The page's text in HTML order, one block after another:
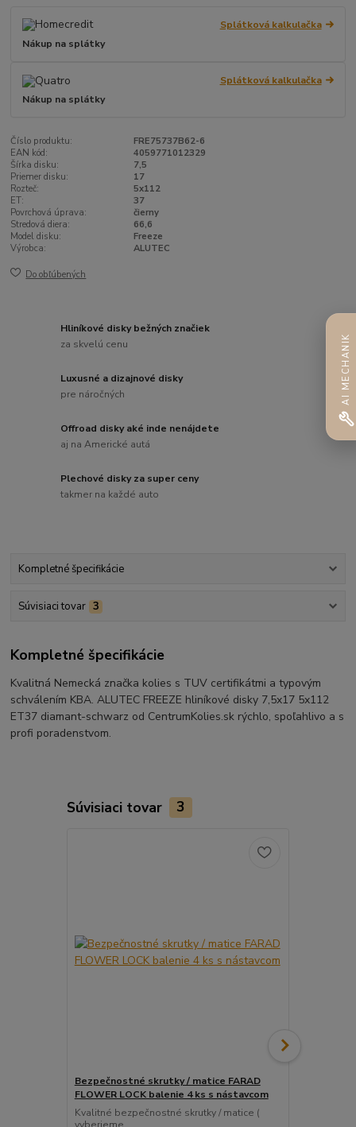
Splátková kalkulačka
Nákup na splátky
Splátková kalkulačka
Nákup na splátky
Číslo produktu:
FRE75737B62-6
EAN kód:
4059771012329
Šírka disku:
7,5
Priemer disku:
17
Rozteč:
5x112
ET:
37
Povrchová úprava:
čierny
Stredová diera:
66,6
Model disku:
Freeze
Výrobca:
ALUTEC
Do obľúbených
Hliníkové disky bežných značiek
za skvelú cenu
Luxusné a dizajnové disky
pre náročných
Offroad disky aké inde nenájdete
aj na Americké autá
Plechové disky za super ceny
takmer na každé auto
Kompletné špecifikácie
Súvisiaci tovar 3
Kompletné špecifikácie
Kvalitná Nemecká značka kolies s TUV certifikátmi a typovým
schválením KBA. ALUTEC FREEZE hliníkové disky 7,5x17 5x112
ET37 diamant-schwarz od CentrumKolies.sk rýchlo, spoľahlivo a s
profi poradenstvom.
Súvisiaci tovar 3
Bezpečnostné skrutky / matice FARAD
FLOWER LOCK balenie 4 ks s nástavcom
Kvalitné bezpečnostné skrutky / matice (
AI MECHANIK